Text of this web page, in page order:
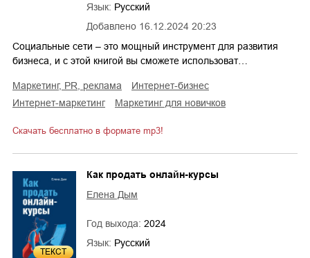
Добавлено 16.12.2024 20:23
Язык: Русский
Социальные сети – это мощный инструмент для развития
бизнеса, и с этой книгой вы сможете использоват…
маркетинг, PR, реклама
интернет-бизнес
интернет-маркетинг
маркетинг для новичков
Скачать бесплатно в формате mp3!
ТЕКСТ
Как продать онлайн-курсы
Елена Дым
Год выхода: 2024
Язык: Русский